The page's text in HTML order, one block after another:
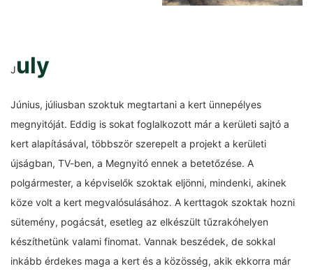
July
Június, júliusban szoktuk megtartani a kert ünnepélyes
megnyitóját. Eddig is sokat foglalkozott már a kerületi sajtó a
kert alapításával, többször szerepelt a projekt a kerületi
újságban, TV-ben, a Megnyitó ennek a betetőzése. A
polgármester, a képviselők szoktak eljönni, mindenki, akinek
köze volt a kert megvalósulásához. A kerttagok szoktak hozni
sütemény, pogácsát, esetleg az elkészült tűzrakóhelyen
készíthetünk valami finomat. Vannak beszédek, de sokkal
inkább érdekes maga a kert és a közösség, akik ekkorra már